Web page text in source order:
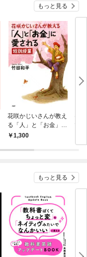
もっと見る
花咲かじいさんが教え
る「人」と「お金」に
愛される特別授業
1,300
で
もっと見る